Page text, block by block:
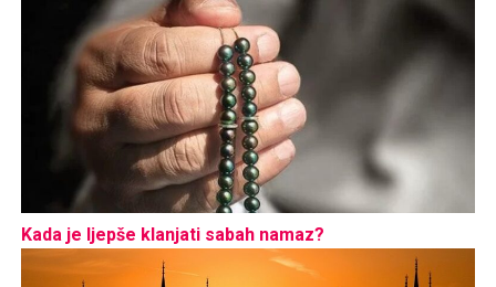
Kada je ljepše klanjati sabah namaz?